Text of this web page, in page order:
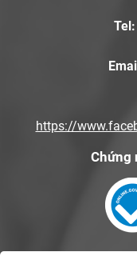
Tel:
https://
Chứng